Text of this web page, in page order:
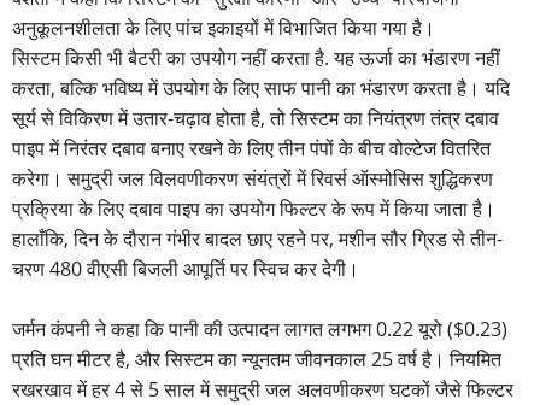
अनुकूलनशीलता के लिए पांच इकाइयों में विभाजित किया गया है।
सिस्टम किसी भी बैटरी का उपयोग नहीं करता है. यह ऊर्जा का भंडारण नहीं
करता, बल्कि भविष्य में उपयोग के लिए साफ पानी का भंडारण करता है। यदि
सूर्य से विकिरण में उतार-चढ़ाव होता है, तो सिस्टम का नियंत्रण तंत्र दबाव
पाइप में निरंतर दबाव बनाए रखने के लिए तीन पंपों के बीच वोल्टेज वितरित
करेगा। समुद्री जल विलवणीकरण संयंत्रों में रिवर्स ऑस्मोसिस शुद्धिकरण
प्रक्रिया के लिए दबाव पाइप का उपयोग फिल्टर के रूप में किया जाता है।
हालाँकि, दिन के दौरान गंभीर बादल छाए रहने पर, मशीन सौर ग्रिड से तीन-
चरण 480 वीएसी बिजली आपूर्ति पर स्विच कर देगी।
जर्मन कंपनी ने कहा कि पानी की उत्पादन लागत लगभग 0.22 यूरो ($0.23)
प्रति घन मीटर है, और सिस्टम का न्यूनतम जीवनकाल 25 वर्ष है। नियमित
रखरखाव में हर 4 से 5 साल में समुद्री जल अलवणीकरण घटकों जैसे फिल्टर